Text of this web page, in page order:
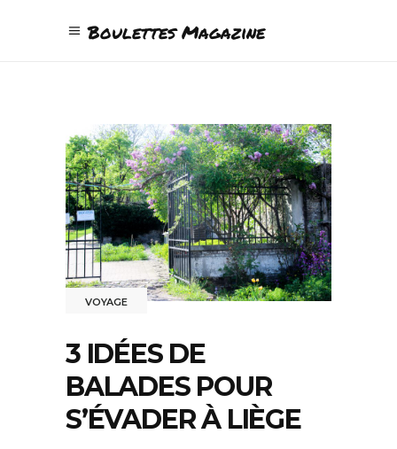
Boulettes Magazine
VOYAGE
3 IDÉES DE
BALADES POUR
S’ÉVADER À LIÈGE